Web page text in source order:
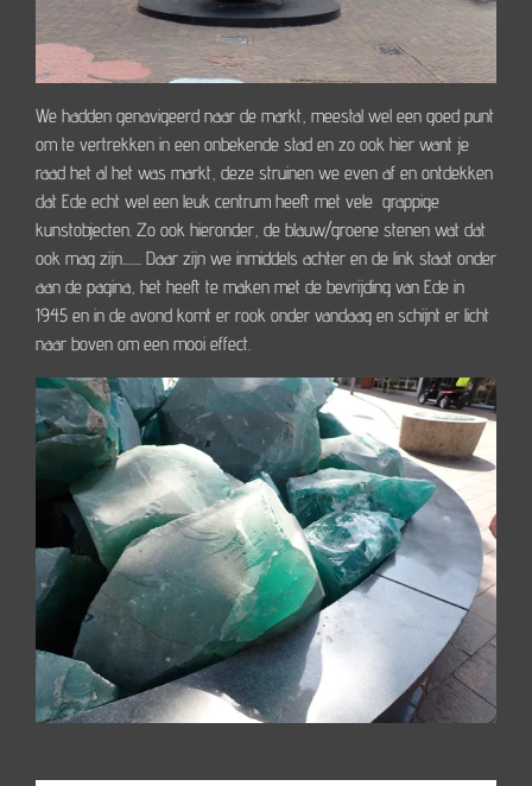
We hadden genavigeerd naar de markt, meestal wel een goed punt
om te vertrekken in een onbekende stad en zo ook hier want je
raad het al het was markt, deze struinen we even af en ontdekken
dat Ede echt wel een leuk centrum heeft met vele grappige
kunstobjecten. Zo ook hieronder, de blauw/groene stenen wat dat
ook mag zijn........ Daar zijn we inmiddels achter en de link staat onder
aan de pagina, het heeft te maken met de bevrijding van Ede in
1945 en in de avond komt er rook onder vandaag en schijnt er licht
naar boven om een mooi effect.